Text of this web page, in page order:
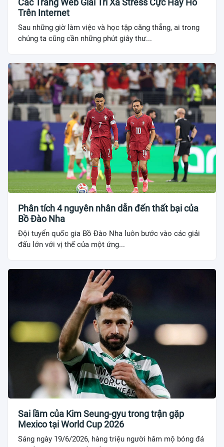
Các Trang Web Giải Trí Xả Stress Cực Hay Ho
Trên Internet
Sau những giờ làm việc và học tập căng thẳng, ai trong
chúng ta cũng cần những phút giây thư...
Phân tích 4 nguyên nhân dẫn đến thất bại của
Bồ Đào Nha
Đội tuyển quốc gia Bồ Đào Nha luôn bước vào các giải
đấu lớn với vị thế của một ứng...
Sai lầm của Kim Seung-gyu trong trận gặp
Mexico tại World Cup 2026
Sáng ngày 19/6/2026, hàng triệu người hâm mộ bóng đá